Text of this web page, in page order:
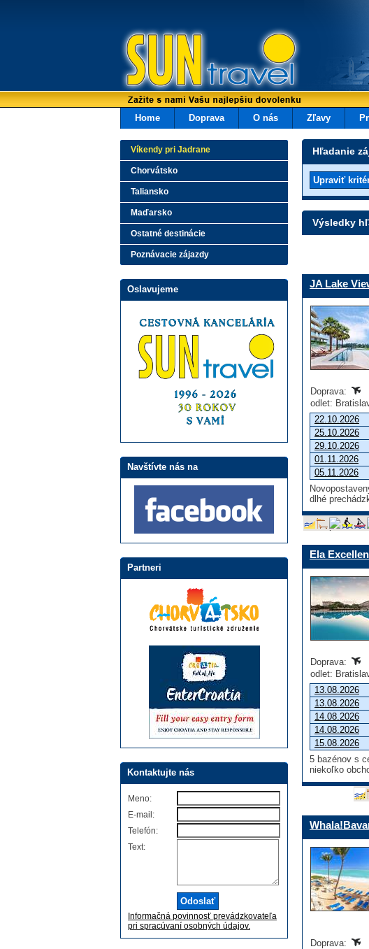
Home Doprava O nás Zľavy
Hľadanie
Výsledky
JA Lake
Doprava:
odlet:
22.10.2026
25.10.2026
29.10.2026
01.11.2026
05.11.2026
dlhé
Ela
Doprava:
odlet:
13.08.2026
13.08.2026
14.08.2026
14.08.2026
15.08.2026
5 bazénov s
niekoľko
Doprava:
Víkendy pri Jadrane
Chorvátsko
Taliansko
Maďarsko
Ostatné destinácie
Poznávacie zájazdy
Oslavujeme
Navštívte nás na
Partneri
Kontaktujte nás
Meno:
E-mail:
Telefón:
Text:
Informačná povinnosť prevádzkovateľa
pri spracúvaní osobných údajov.